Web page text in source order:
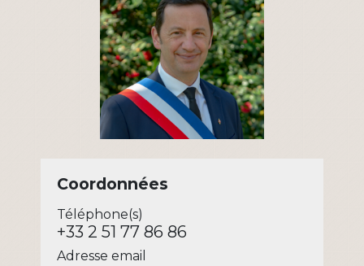
Coordonnées
Téléphone(s)
+33 2 51 77 86 86
Adresse email